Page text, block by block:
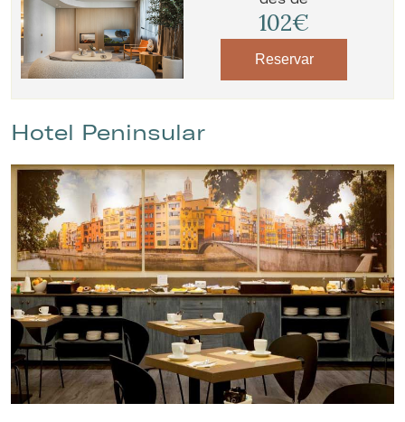
102€
Reservar
Hotel Peninsular